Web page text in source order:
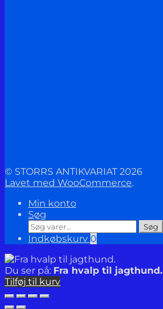
© STORRS ANTIKVARIAT 2026
Lavet med WooCommerce.
Min konto
Søg
Søg
efter:
Søg
Indkøbskurv 0
Du ser på: Fra hvalp til jagthund.
Tilføj til kurv